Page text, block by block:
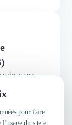
pour faire
du site et
avec
de
et leur